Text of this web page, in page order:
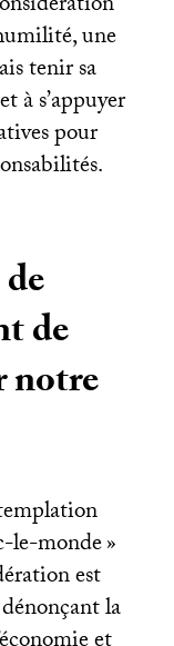
une
tenir sa
à s’appuyer
pour
de
notre
le-monde»
est
la